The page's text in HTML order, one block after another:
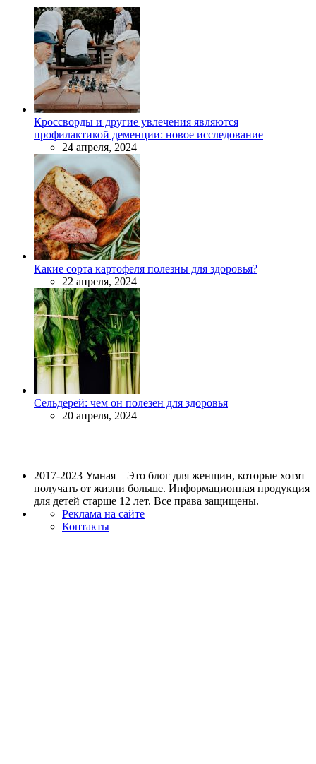
Кроссворды и другие увлечения являются
профилактикой деменции: новое исследование
24 апреля, 2024
Какие сорта картофеля полезны для здоровья?
22 апреля, 2024
Сельдерей: чем он полезен для здоровья
20 апреля, 2024
2017-2023 Умная – Это блог для женщин, которые хотят
получать от жизни больше. Информационная продукция
для детей старше 12 лет. Все права защищены.
Реклама на сайте
Контакты